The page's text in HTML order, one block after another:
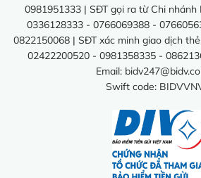
0981951333 | SĐT gọi ra từ Chi nhánh
0336128333 - 0766069388 -
0822150068 | SĐT xác minh giao dịch
02422200520 - 0981358335 -
Email:
Swift code: